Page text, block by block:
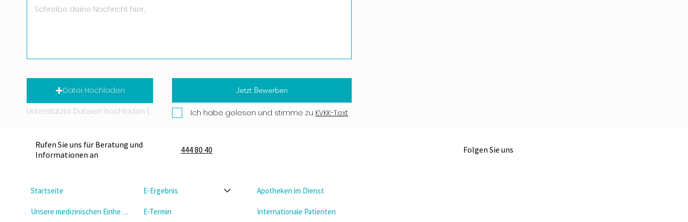
Jetzt Bewerben
Datei Hochladen
Unterstützte Dateien hochladen (Max. 15 MB) Ich habe gelesen und stimme zu KVKK-Text
Rufen Sie uns für Beratung und
Informationen an
444 80 40 Folgen Sie uns
Startseite
Unsere medizinischen Einheiten
E-Ergebnis
E-Termin
Apotheken im Dienst
Internationale Patienten